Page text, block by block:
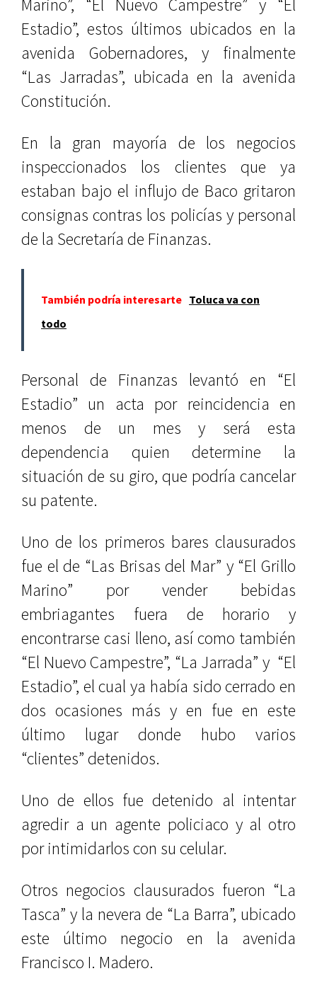
Marino”, “El Nuevo Campestre” y “El
Estadio”, estos últimos ubicados en la
avenida Gobernadores, y finalmente
“Las Jarradas”, ubicada en la avenida
Constitución.
En la gran mayoría de los negocios
inspeccionados los clientes que ya
estaban bajo el influjo de Baco gritaron
consignas contras los policías y personal
de la Secretaría de Finanzas.
También podría interesarte Toluca va con
todo
Personal de Finanzas levantó en “El
Estadio” un acta por reincidencia en
menos de un mes y será esta
dependencia quien determine la
situación de su giro, que podría cancelar
su patente.
Uno de los primeros bares clausurados
fue el de “Las Brisas del Mar” y “El Grillo
Marino” por vender bebidas
embriagantes fuera de horario y
encontrarse casi lleno, así como también
“El Nuevo Campestre”, “La Jarrada” y “El
Estadio”, el cual ya había sido cerrado en
dos ocasiones más y en fue en este
último lugar donde hubo varios
“clientes” detenidos.
Uno de ellos fue detenido al intentar
agredir a un agente policiaco y al otro
por intimidarlos con su celular.
Otros negocios clausurados fueron “La
Tasca” y la nevera de “La Barra”, ubicado
este último negocio en la avenida
Francisco I. Madero.